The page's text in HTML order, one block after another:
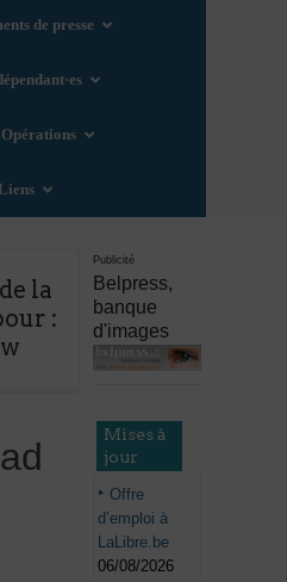
de presse
Opérations
la
:
Publicité
Belpress,
banque
d'images
Mises à
jour
Offre
d’emploi à
LaLibre.be
06/08/2026